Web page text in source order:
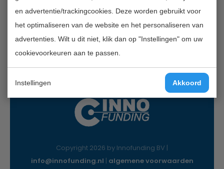
en advertentie/trackingcookies. Deze worden gebruikt voor
het optimaliseren van de website en het personaliseren van
advertenties. Wilt u dit niet, klik dan op "Instellingen" om uw
cookievoorkeuren aan te passen.
Instellingen Akkoord
Nieuwe Gracht 7
2011 NB Haarlem
Mail:info@innofunding.nl
Copyright 2026 by Innofunding BV |
info@innofunding.nl | algemene voorwaarden